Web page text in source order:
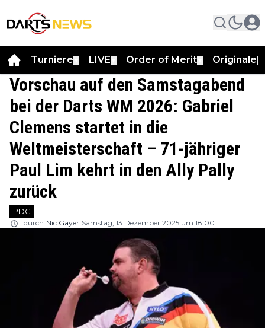
Turniere LIVE Order of Merit Originale
Vorschau auf den Samstagabend
bei der Darts WM 2026: Gabriel
Clemens startet in die
Weltmeisterschaft – 71-jähriger
Paul Lim kehrt in den Ally Pally
zurück
PDC
durch Nic Gayer Samstag, 13 Dezember 2025 um 18:00